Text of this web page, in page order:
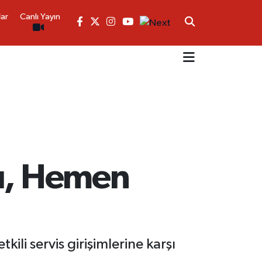
Canlı Yayın
Hemen
servis girişimlerine karşı